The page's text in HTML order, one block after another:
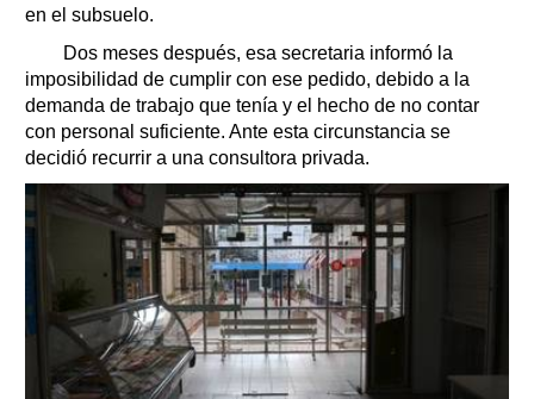
en el subsuelo.
Dos meses después, esa secretaria informó la
imposibilidad de cumplir con ese pedido, debido a la
demanda de trabajo que tenía y el hecho de no contar
con personal suficiente. Ante esta circunstancia se
decidió recurrir a una consultora privada.